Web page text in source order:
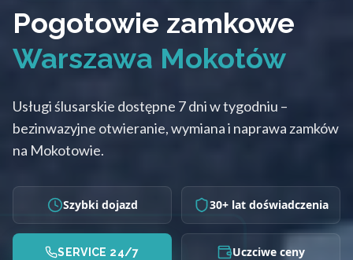
Pogotowie zamkowe
Warszawa Mokotów
Usługi ślusarskie dostępne 7 dni w tygodniu –
bezinwazyjne otwieranie, wymiana i naprawa zamków
na Mokotowie.
Szybki dojazd 30+ lat doświadczenia
SERVICE 24/7 Uczciwe ceny